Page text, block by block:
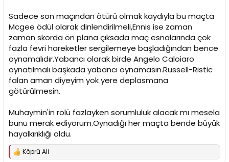
Sadece son maçından ötürü olmak kaydıyla bu maçta
Mcgee ödül olarak dinlendirilmeli,Ennis ise zaman
zaman skorda ön plana çıksada maç esnalarında çok
fazla fevri hareketler sergilemeye başladığından bence
oynamalıdır.Yabancı olarak birde Angelo Caloiaro
oynatılmalı başkada yabancı oynamasın.Russell-Ristic
falan aman diyeyim yok yere deplasmana
götürülmesin.
Muhaymin'in rolü fazlayken sorumluluk alacak mı mesela
bunu merak ediyorum.Oynadığı her maçta bende büyük
hayalkırıklığı oldu.
T
Köprü Ali